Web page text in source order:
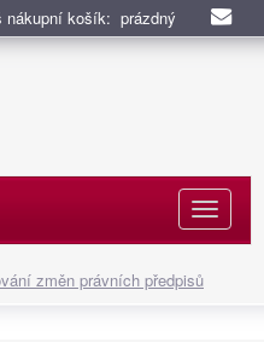
nákupní košík: prázdný
změn právních předpisů